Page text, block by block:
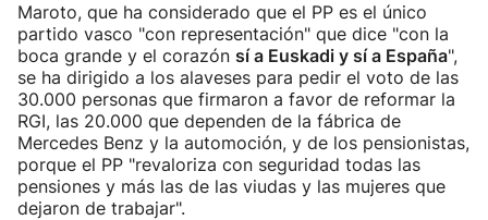
Maroto, que ha considerado que el PP es el único
partido vasco "con representación" que dice "con la
boca grande y el corazón sí a Euskadi y sí a España",
se ha dirigido a los alaveses para pedir el voto de las
30.000 personas que firmaron a favor de reformar la
RGI, las 20.000 que dependen de la fábrica de
Mercedes Benz y la automoción, y de los pensionistas,
porque el PP "revaloriza con seguridad todas las
pensiones y más las de las viudas y las mujeres que
dejaron de trabajar".